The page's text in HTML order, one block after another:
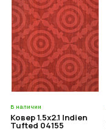
В наличии
Ковер 1.5x2.1 Indien
Tufted 04155